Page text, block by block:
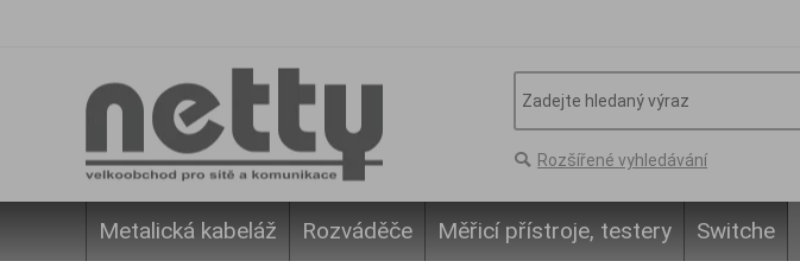
Rozšířené vyhledávání
Metalická kabeláž Rozváděče Měřicí přístroje, testery Switche